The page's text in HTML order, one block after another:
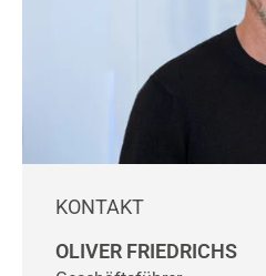
KONTAKT
OLIVER FRIEDRICHS